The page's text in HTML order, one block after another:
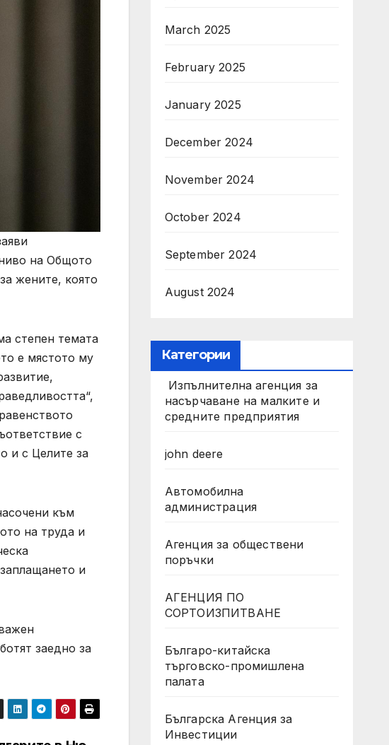
на Общото
жените, която
степен темата
е мястото му
с
и с Целите за
към
на труда и
и
заедно за
March 2025
February 2025
January 2025
December 2024
November 2024
October 2024
September 2024
August 2024
Категории
Изпълнителна агенция за
насърчаване на малките и
средните предприятия
john deere
Автомобилна
администрация
Агенция за обществени
поръчки
АГЕНЦИЯ ПО
СОРТОИЗПИТВАНЕ
Българо-китайска
търговско-промишлена
палата
Българска Агенция за
Инвестиции